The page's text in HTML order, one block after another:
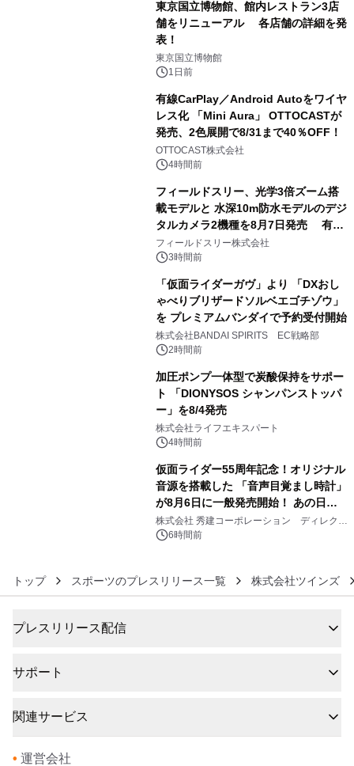
東京国立博物館、館内レストラン3店
舗をリニューアル 各店舗の詳細を発
表！
東京国立博物館
1日前
有線CarPlay／Android Autoをワイヤ
レス化 「Mini Aura」 OTTOCASTが
発売、2色展開で8/31まで40％OFF！
OTTOCAST株式会社
4時間前
フィールドスリー、光学3倍ズーム搭
載モデルと 水深10m防水モデルのデジ
タルカメラ2機種を8月7日発売 有効
約1300万画素、用途別に選べるコンデ
ジ新登場
フィールドスリー株式会社
3時間前
「仮面ライダーガヴ」より 「DXおし
ゃべりブリザードソルベエゴチゾウ」
を プレミアムバンダイで予約受付開始
株式会社BANDAI SPIRITS EC戦略部
2時間前
加圧ポンプ一体型で炭酸保持をサポー
ト 「DIONYSOS シャンパンストッパ
ー」を8/4発売
株式会社ライフエキスパート
4時間前
仮面ライダー55周年記念！オリジナル
音源を搭載した 「音声目覚まし時計」
が8月6日に一般発売開始！ あの日の
大興奮が今甦る
株式会社 秀建コーポレーション ディレクト
アートギャラリー
6時間前
トップ スポーツのプレスリリース一覧 株式会社ツインズ
プレスリリース配信
サポート
関連サービス
• 運営会社